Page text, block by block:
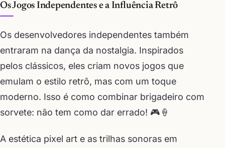
Os Jogos Independentes e a Influência Retrô
Os desenvolvedores independentes também
entraram na dança da nostalgia. Inspirados
pelos clássicos, eles criam novos jogos que
emulam o estilo retrô, mas com um toque
moderno. Isso é como combinar brigadeiro com
sorvete: não tem como dar errado! 🎮🍦
A estética pixel art e as trilhas sonoras em